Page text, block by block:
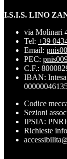
I.S.I.S. LINO
via Molinari
Tel: +39
Email:
PEC:
C.F.:
IBAN: Intesa
Codice
Sezioni
IPSIA:
Richieste